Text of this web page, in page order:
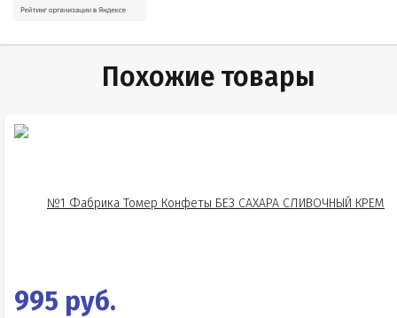
Похожие товары
995 руб.